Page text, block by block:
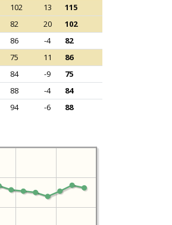
102 13 115
82 20 102
86 -4 82
75 11 86
84 -9 75
88 -4 84
94 -6 88